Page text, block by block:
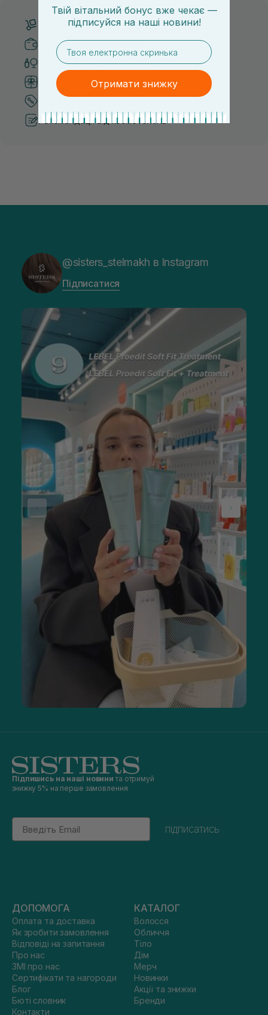
Безкоштовна доставка від 3000 UAH
Безпечні способи оплати
Тільки оригінальна косметика
Система бонусів та лояльності
Рекомендації від косметологів
@sisters_stelmakh в Instagram
Підписатися
Підпишись на наші новини та отримуй
знижку 5% на перше замовлення
Email
підписатись
ДОПОМОГА
Оплата та доставка
Як зробити замовлення
Відповіді на запитання
Про нас
ЗМІ про нас
Сертифікати та нагороди
Блог
Бюті словник
Контакти
КАТАЛОГ
Волосся
Обличчя
Тіло
Дім
Мерч
Новинки
Акції та знижки
Бренди
Твій вітальний бонус вже чекає —
підписуйся на наші новини!
email
Отримати знижку